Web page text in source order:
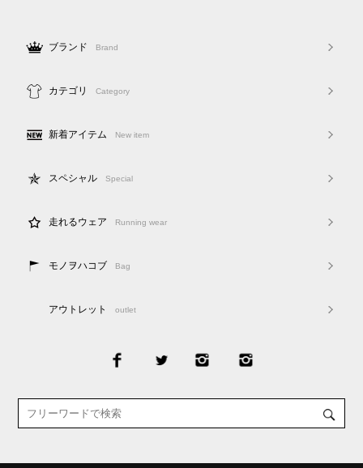
ブランド Brand
カテゴリ Category
新着アイテム New item
スペシャル Special
走れるウェア Running wear
モノヲハコブ Bag
アウトレット outlet